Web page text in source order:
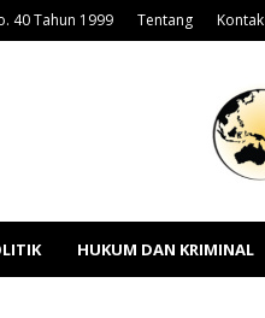
40 Tahun 1999 Tentang Kontak
HUKUM DAN KRIMINAL